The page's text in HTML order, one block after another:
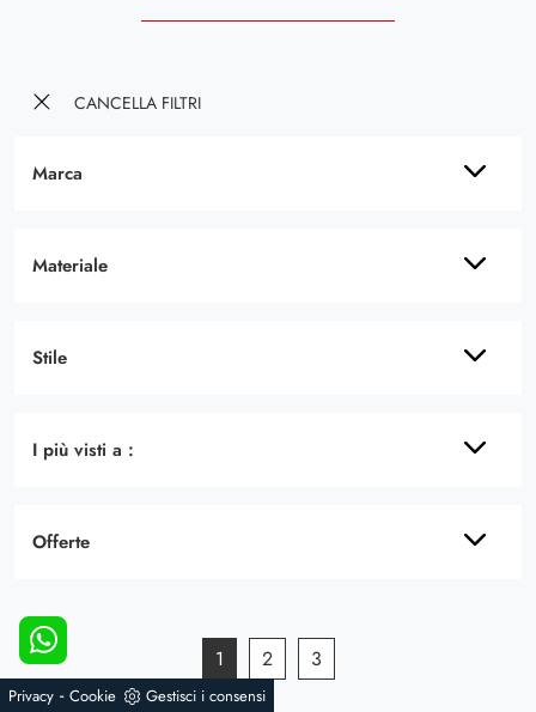
CANCELLA FILTRI
Marca
Materiale
Stile
I più visti a :
Offerte
1 2 3
Privacy - Cookie Gestisci i consensi